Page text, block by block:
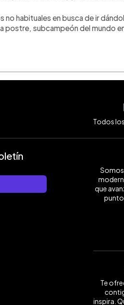
habituales en busca de ir
postre, subcampeón del mundo
Todos
que
punto
Te
inspira.